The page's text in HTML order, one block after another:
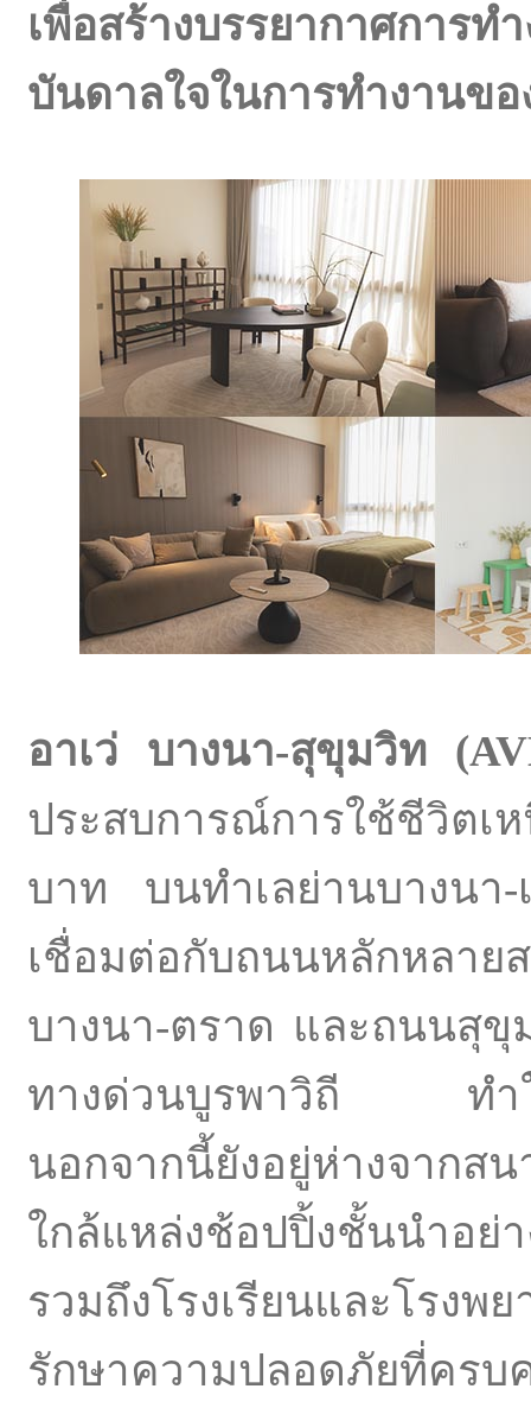
เพื่อสร้างบรรยากาศการ
บันดาลใจในการทำงานขอ
อาเว่ บางนา-สุขุมวิท (
ประสบการณ์การใช้ชีวิตเ
บาท บนทำเลย่านบางนา-
เชื่อมต่อกับถนนหลักหล
บางนา-ตราด และถนนสุขุ
ทางด่วนบูรพาวิถี ทำให้
นอกจากนี้ยังอยู่ห่างจากส
ใกล้แหล่งช้อปปิ้งชั้นนำอย่
รวมถึงโรงเรียนและโร
รักษาความปลอดภัยที่คร